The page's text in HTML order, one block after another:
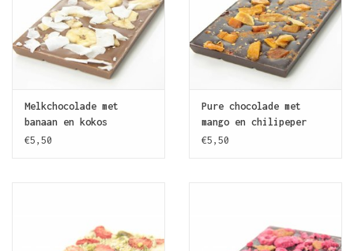
Melkchocolade met
banaan en kokos
€5,50
Pure chocolade met
mango en chilipeper
€5,50